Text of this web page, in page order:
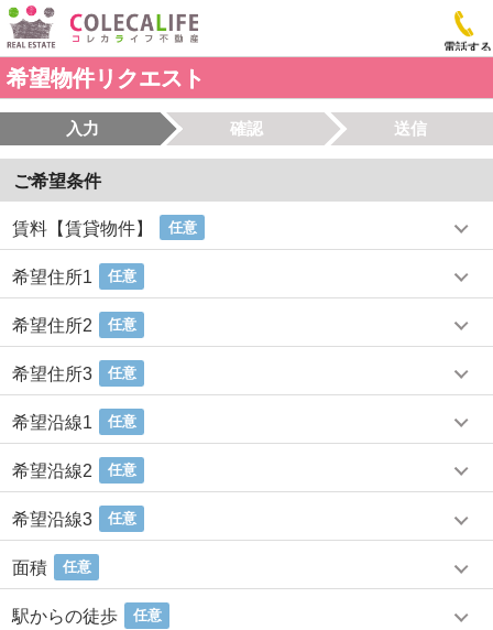
電話する
希望物件リクエスト
入力 確認 送信
ご希望条件
賃料【賃貸物件】 任意
希望住所1 任意
希望住所2 任意
希望住所3 任意
希望沿線1 任意
希望沿線2 任意
希望沿線3 任意
面積 任意
駅からの徒歩 任意